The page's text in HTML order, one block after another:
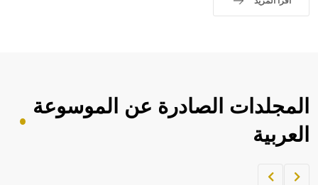
المجلدات الصادرة عن الموسوعة
العربية